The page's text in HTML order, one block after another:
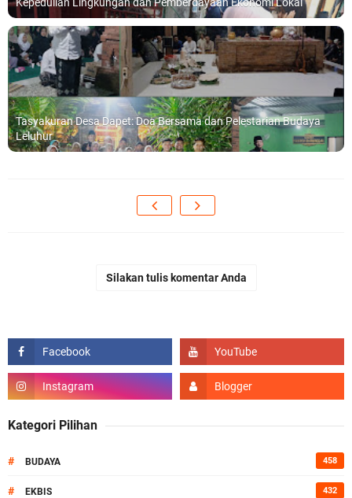
Tasyakuran Desa Dapet: Doa Bersama dan Pelestarian Budaya
Leluhur
Silakan tulis komentar Anda
Kategori Pilihan
# BUDAYA 458
# EKBIS 432